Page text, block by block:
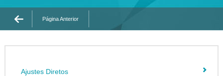
Página Anterior
Ajustes Diretos